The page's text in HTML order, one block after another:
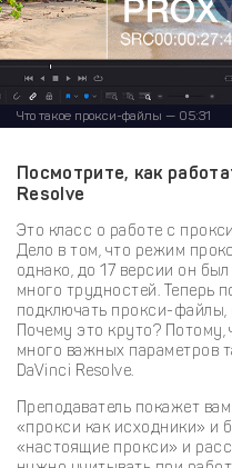
Что такое прокси-файлы — 05:31
Посмотрите, как
Resolve
Это класс о работе с
Дело в том, что режим
однако, до 17 версии он
много трудностей. Теперь
подключать прокси-файлы,
Почему это круто?
много важных параметров
DaVinci Resolve.
Преподаватель покажет
«прокси как исходники» и
«настоящие прокси» и